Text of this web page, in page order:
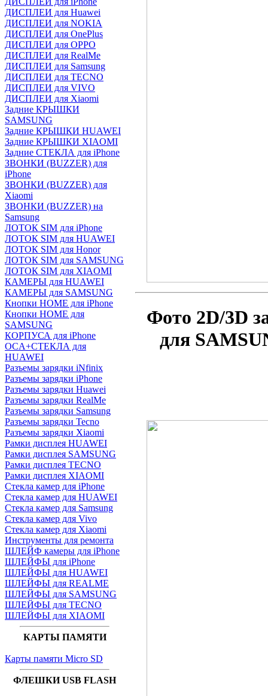
ДИСПЛЕИ для Huawei
ДИСПЛЕИ для NOKIA
ДИСПЛЕИ для OnePlus
ДИСПЛЕИ для OPPO
ДИСПЛЕИ для RealMe
ДИСПЛЕИ для Samsung
ДИСПЛЕИ для TECNO
ДИСПЛЕИ для VIVO
ДИСПЛЕИ для Xiaomi
Задние КРЫШКИ
SAMSUNG
Задние КРЫШКИ HUAWEI
Задние КРЫШКИ XIAOMI
Задние СТЕКЛА для iPhone
ЗВОНКИ (BUZZER) для
iPhone
ЗВОНКИ (BUZZER) для
Xiaomi
ЗВОНКИ (BUZZER) на
Samsung
ЛОТОК SIM для iPhone
ЛОТОК SIM для HUAWEI
ЛОТОК SIM для Honor
ЛОТОК SIM для SAMSUNG
ЛОТОК SIM для XIAOMI
КАМЕРЫ для HUAWEI
КАМЕРЫ для SAMSUNG
Кнопки HOME для iPhone
Кнопки HOME для
SAMSUNG
КОРПУСА для iPhone
OCA+СТЕКЛА для
HUAWEI
Разъемы зарядки iNfinix
Разъемы зарядки iPhone
Разъемы зарядки Huawei
Разъемы зарядки RealMe
Разъемы зарядки Samsung
Разъемы зарядки Tecno
Разъемы зарядки Xiaomi
Рамки дисплея HUAWEI
Рамки дисплея SAMSUNG
Рамки дисплея TECNO
Рамки дисплея XIAOMI
Стекла камер для iPhone
Стекла камер для HUAWEI
Стекла камер для Samsung
Стекла камер для Vivo
Стекла камер для Xiaomi
Инструменты для ремонта
ШЛЕЙФ камеры для iPhone
ШЛЕЙФЫ для iPhone
ШЛЕЙФЫ для HUAWEI
ШЛЕЙФЫ для REALME
ШЛЕЙФЫ для SAMSUNG
ШЛЕЙФЫ для TECNO
ШЛЕЙФЫ для XIAOMI
КАРТЫ ПАМЯТИ
Карты памяти Micro SD
ФЛЕШКИ USB FLASH
Фото 2D/3D
для